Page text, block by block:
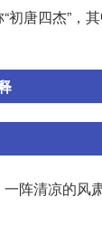
初唐四杰”，
阵清凉的风